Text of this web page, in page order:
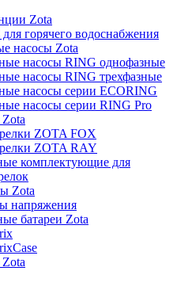
Zota
горячего водоснабжения
насосы Zota
насосы RING однофазные
насосы RING трехфазные
насосы серии ECORING
насосы серии RING Pro
ZOTA FOX
ZOTA RAY
комплектующие для
Zota
напряжения
батареи Zota